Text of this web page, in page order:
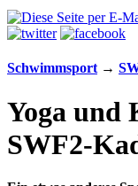
Schwimm­sport →
Yoga und
SWF2-